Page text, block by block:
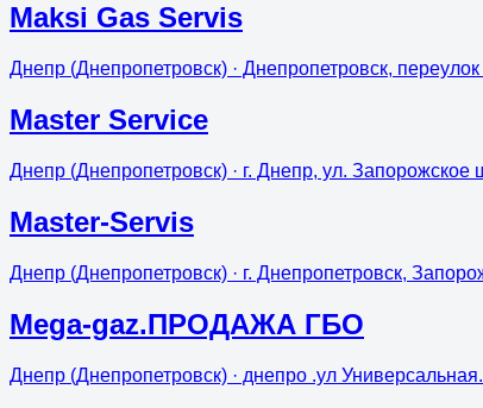
Maksi Gas Servis
Днепр (Днепропетровск) · Днепропетровск,
Master Service
Днепр (Днепропетровск) · г. Днепр, ул. Запорожское
Master-Servis
Днепр (Днепропетровск) · г. Днепропетровск,
Mega-gaz.ПРОДАЖА ГБО
Днепр (Днепропетровск) · днепро .ул